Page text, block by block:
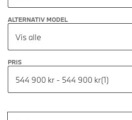
ALTERNATIV MODEL
Vis alle
PRIS
544 900 kr - 544 900 kr(1)